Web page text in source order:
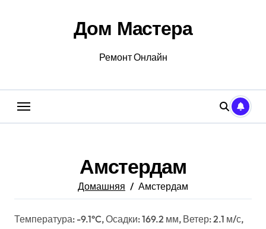
Дом Мастера
Ремонт Онлайн
Амстердам
Домашняя Амстердам
Температура: -9.1°C, Осадки: 169.2 мм, Ветер: 2.1 м/с,